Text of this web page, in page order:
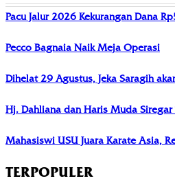
Pacu Jalur 2026 Kekurangan Dana
Pecco Bagnaia Naik Meja Operasi
Dihelat 29 Agustus, Jeka Saragih
Hj. Dahliana dan Haris Muda
Mahasiswi USU Juara Karate Asia,
TERPOPULER